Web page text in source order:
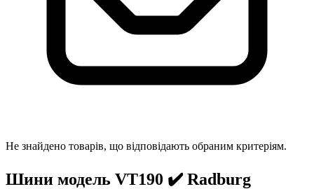
Не знайдено товарів, що відповідають обраним критеріям.
Шини модель VT190 ✔️ Radburg